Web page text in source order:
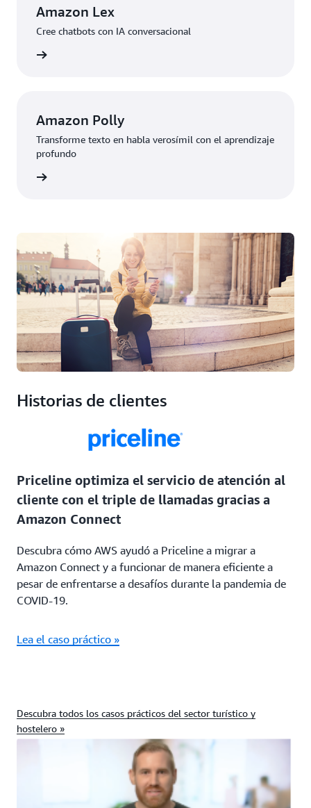
Amazon Lex
Cree chatbots con IA conversacional
Amazon Polly
Transforme texto en habla verosímil con el aprendizaje
profundo
Historias de clientes
Priceline optimiza el servicio de atención al
cliente con el triple de llamadas gracias a
Amazon Connect
Descubra cómo AWS ayudó a Priceline a migrar a
Amazon Connect y a funcionar de manera eficiente a
pesar de enfrentarse a desafíos durante la pandemia de
COVID-19.
Lea el caso práctico »
Descubra todos los casos prácticos del sector turístico y
hostelero »